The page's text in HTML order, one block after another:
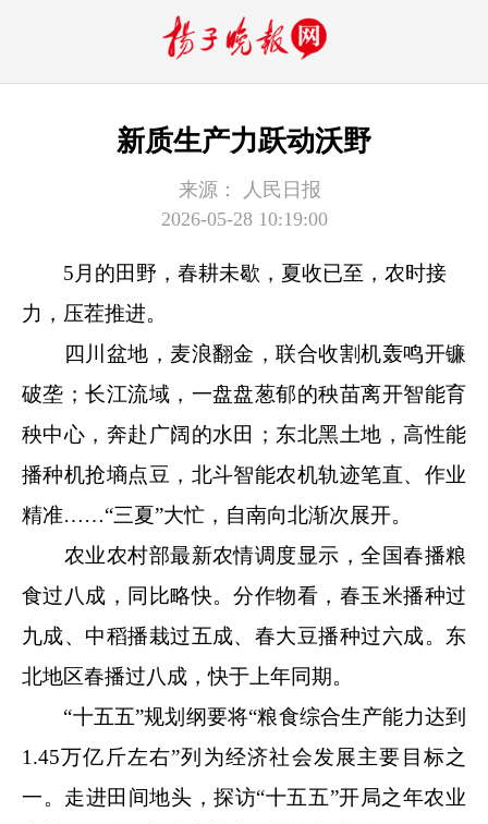
新质生产力跃动沃野
来源：
人民日报
2026-05-28 10:19:00
5月的田野，春耕未歇，夏收已至，农时接
力，压茬推进。
四川盆地，麦浪翻金，联合收割机轰鸣开镰
破垄；长江流域，一盘盘葱郁的秧苗离开智能育
秧中心，奔赴广阔的水田；东北黑土地，高性能
播种机抢墒点豆，北斗智能农机轨迹笔直、作业
精准……“三夏”大忙，自南向北渐次展开。
农业农村部最新农情调度显示，全国春播粮
食过八成，同比略快。分作物看，春玉米播种过
九成、中稻播栽过五成、春大豆播种过六成。东
北地区春播过八成，快于上年同期。
“十五五”规划纲要将“粮食综合生产能力达到
1.45万亿斤左右”列为经济社会发展主要目标之
一。走进田间地头，探访“十五五”开局之年农业